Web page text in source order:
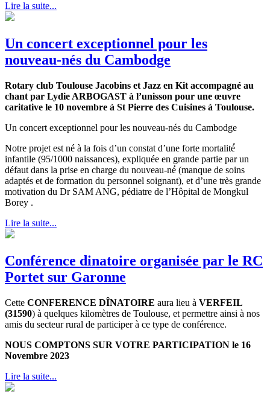
Lire la suite...
Un concert exceptionnel pour les
nouveau-nés du Cambodge
Rotary club Toulouse Jacobins et Jazz en Kit accompagné au
chant par Lydie ARBOGAST à l’unisson pour une œuvre
caritative le 10 novembre à St Pierre des Cuisines à Toulouse.
Un concert exceptionnel pour les nouveau-nés du Cambodge
Notre projet est né à la fois d’un constat d’une forte mortalité́
infantile (95/1000 naissances), expliquée en grande partie par un
défaut dans la prise en charge du nouveau-né́ (manque de soins
adaptés et de formation du personnel soignant), et d’une très grande
motivation du Dr SAM ANG, pédiatre de l’Hôpital de Mongkul
Borey .
Lire la suite...
Conférence dinatoire organisée par le RC
Portet sur Garonne
Cette CONFERENCE DÎNATOIRE aura lieu à VERFEIL
(31590) à quelques kilomètres de Toulouse, et permettre ainsi à nos
amis du secteur rural de participer à ce type de conférence.
NOUS COMPTONS SUR VOTRE PARTICIPATION le 16
Novembre 2023
Lire la suite...